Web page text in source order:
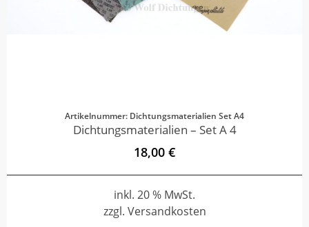
Artikelnummer: Dichtungsmaterialien Set A4
Dichtungsmaterialien – Set A 4
18,00 €
inkl. 20 % MwSt.
zzgl. Versandkosten